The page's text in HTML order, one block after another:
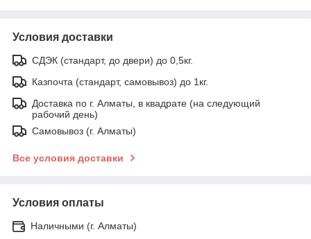
Условия доставки
СДЭК (стандарт, до двери) до 0,5кг.
Казпочта (стандарт, самовывоз) до 1кг.
Доставка по г. Алматы, в квадрате (на следующий
рабочий день)
Самовывоз (г. Алматы)
Все условия доставки
Условия оплаты
Наличными (г. Алматы)